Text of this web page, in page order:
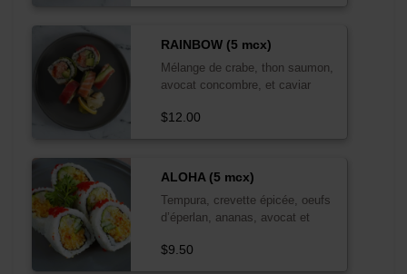
RAINBOW (5 mcx)
Mélange de crabe, thon saumon,
avocat concombre, et caviar
$12.00
ALOHA (5 mcx)
Tempura, crevette épicée, oeufs
d’éperlan, ananas, avocat et
$9.50